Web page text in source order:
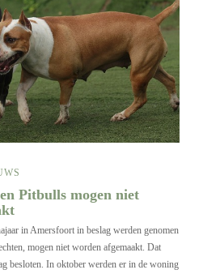
Pitbulls mogen niet
in Amersfoort in beslag werden genomen
mogen niet worden afgemaakt. Dat
besloten. In oktober werden er in de woning